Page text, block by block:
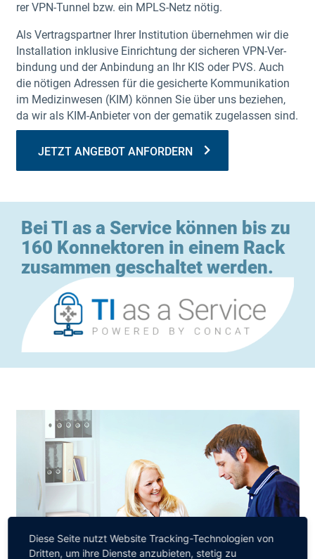
rer VPN-Tun­nel bzw. ein MPLS-Netz nötig.
Als Ver­trags­part­ner Ihrer Insti­tu­ti­on über­neh­men wir die
Instal­la­ti­on inklu­si­ve Ein­rich­tung der siche­ren VPN-Ver­
bin­dung und der Anbin­dung an Ihr KIS oder PVS. Auch
die nöti­gen Adres­sen für die gesi­cher­te Kom­mu­ni­ka­ti­on
im Medi­zin­we­sen (KIM) kön­nen Sie über uns bezie­hen,
da wir als KIM-Anbie­ter von der gema­tik zuge­las­sen sind.
JETZT ANGE­BOT ANFORDERN
Bei TI as a Ser­vice kön­nen bis zu
160 Kon­nek­to­ren in einem Rack
zusam­men geschal­tet werden.
Diese Seite nutzt Website Tracking-Technologien von
Dritten, um ihre Dienste anzubieten, stetig zu